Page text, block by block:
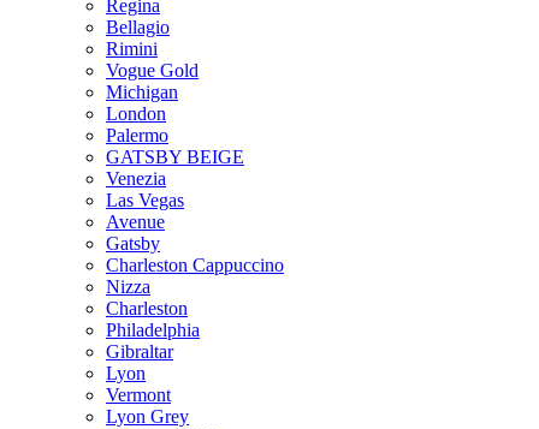
Regina
Bellagio
Rimini
Vogue Gold
Michigan
London
Palermo
GATSBY BEIGE
Venezia
Las Vegas
Avenue
Gatsby
Charleston Cappuccino
Nizza
Charleston
Philadelphia
Gibraltar
Lyon
Vermont
Lyon Grey